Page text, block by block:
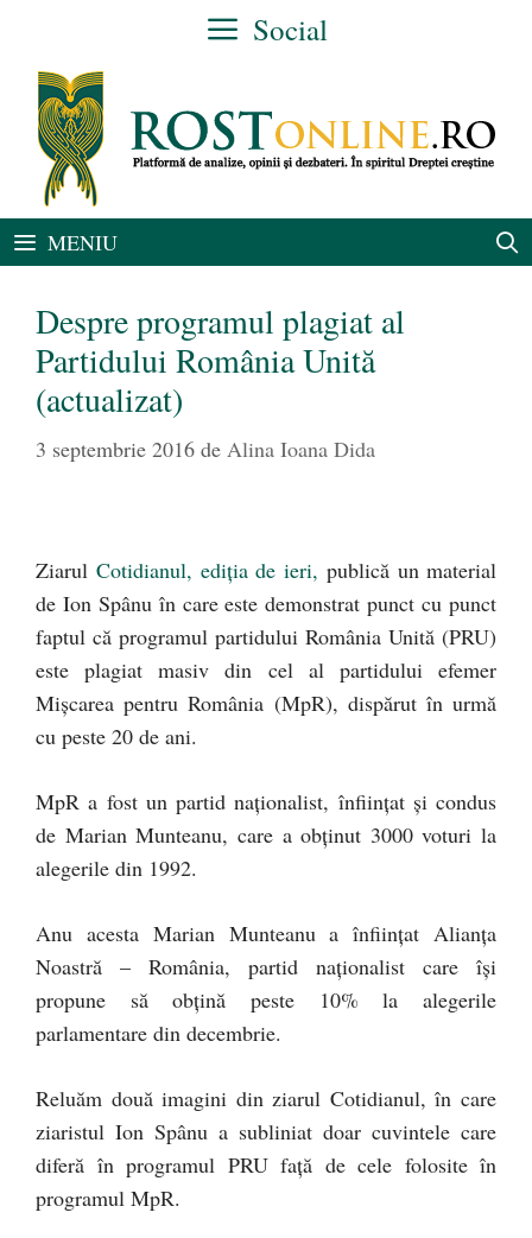
conținut
Social
MENIU
Despre programul plagiat al
Partidului România Unită
(actualizat)
3 septembrie 2016 de Alina Ioana Dida
ZiarulCotidianul, ediția de ieri, publică un material
de Ion Spânu în care este demonstrat punct cu punct
faptul că programul partidului România Unită (PRU)
este plagiat masiv din cel al partidului efemer
Mișcarea pentru România (MpR), dispărut în urmă
cu peste 20 de ani.
MpR a fost un partid naționalist, înființat și condus
de Marian Munteanu, care a obținut 3000 voturi la
alegerile din 1992.
Anu acesta Marian Munteanu a înființat Alianța
Noastră – România, partid naționalist care își
propune să obțină peste 10% la alegerile
parlamentare din decembrie.
Reluăm două imagini din ziarul Cotidianul, în care
ziaristul Ion Spânu a subliniat doar cuvintele care
diferă în programul PRU față de cele folosite în
programul MpR.